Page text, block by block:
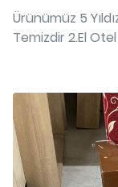
Ürünümüz 5
Temizdir 2.El